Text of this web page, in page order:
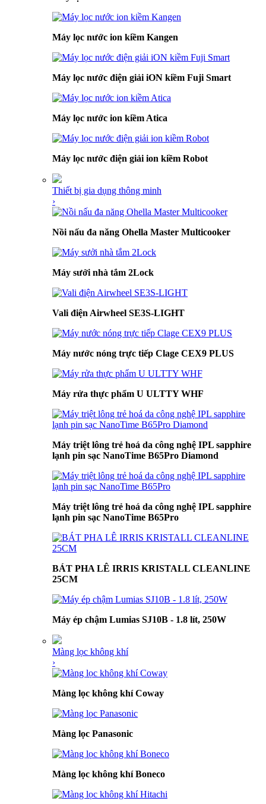
Máy lọc nước ion kiềm Kangen
Máy lọc nước điện giải iON kiềm Fuji Smart
Máy lọc nước ion kiềm Atica
Máy lọc nước điện giải ion kiềm Robot
Thiết bị gia dụng thông minh
›
Nồi nấu đa năng Ohella Master Multicooker
Máy sưởi nhà tắm 2Lock
Vali điện Airwheel SE3S-LIGHT
Máy nước nóng trực tiếp Clage CEX9 PLUS
Máy rửa thực phẩm U ULTTY WHF
Máy triệt lông trẻ hoá da công nghệ IPL sapphire
lạnh pin sạc NanoTime B65Pro Diamond
Máy triệt lông trẻ hoá da công nghệ IPL sapphire
lạnh pin sạc NanoTime B65Pro
BÁT PHA LÊ IRRIS KRISTALL CLEANLINE
25CM
Máy ép chậm Lumias SJ10B - 1.8 lít, 250W
Màng lọc không khí
›
Màng lọc không khí Coway
Màng lọc Panasonic
Màng lọc không khí Boneco